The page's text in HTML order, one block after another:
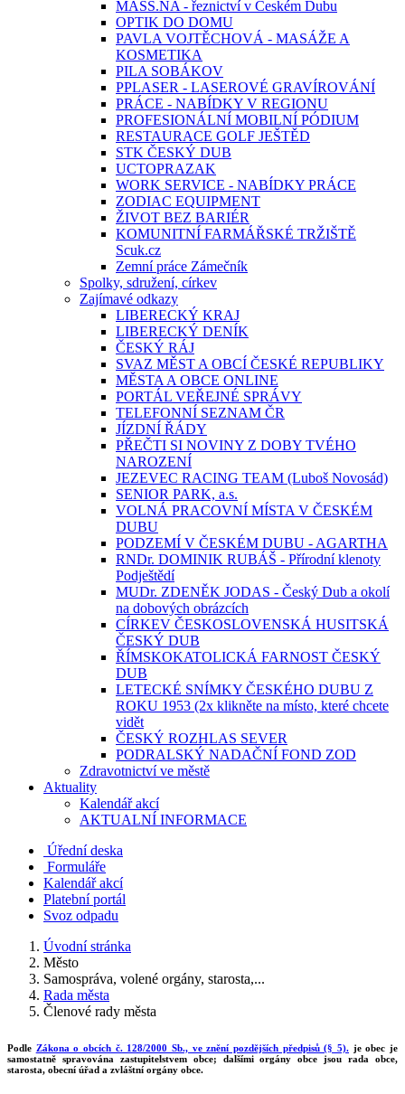
MASS.NA - řeznictví v Českém Dubu
OPTIK DO DOMU
PAVLA VOJTĚCHOVÁ - MASÁŽE A
KOSMETIKA
PILA SOBÁKOV
PPLASER - LASEROVÉ GRAVÍROVÁNÍ
PRÁCE - NABÍDKY V REGIONU
PROFESIONÁLNÍ MOBILNÍ PÓDIUM
RESTAURACE GOLF JEŠTĚD
STK ČESKÝ DUB
UCTOPRAZAK
WORK SERVICE - NABÍDKY PRÁCE
ZODIAC EQUIPMENT
ŽIVOT BEZ BARIÉR
KOMUNITNÍ FARMÁŘSKÉ TRŽIŠTĚ
Scuk.cz
Zemní práce Zámečník
Spolky, sdružení, církev
Zajímavé odkazy
LIBERECKÝ KRAJ
LIBERECKÝ DENÍK
ČESKÝ RÁJ
SVAZ MĚST A OBCÍ ČESKÉ REPUBLIKY
MĚSTA A OBCE ONLINE
PORTÁL VEŘEJNÉ SPRÁVY
TELEFONNÍ SEZNAM ČR
JÍZDNÍ ŘÁDY
PŘEČTI SI NOVINY Z DOBY TVÉHO
NAROZENÍ
JEZEVEC RACING TEAM (Luboš Novosád)
SENIOR PARK, a.s.
VOLNÁ PRACOVNÍ MÍSTA V ČESKÉM
DUBU
PODZEMÍ V ČESKÉM DUBU - AGARTHA
RNDr. DOMINIK RUBÁŠ - Přírodní klenoty
Podještědí
MUDr. ZDENĚK JODAS - Český Dub a okolí
na dobových obrázcích
CÍRKEV ČESKOSLOVENSKÁ HUSITSKÁ
ČESKÝ DUB
ŘÍMSKOKATOLICKÁ FARNOST ČESKÝ
DUB
LETECKÉ SNÍMKY ČESKÉHO DUBU Z
ROKU 1953 (2x klikněte na místo, které chcete
vidět
ČESKÝ ROZHLAS SEVER
PODRALSKÝ NADAČNÍ FOND ZOD
Zdravotnictví ve městě
Aktuality
Kalendář akcí
AKTUALNÍ INFORMACE
Úřední deska
Formuláře
Kalendář akcí
Platební portál
Svoz odpadu
Úvodní stránka
Město
Samospráva, volené orgány, starosta,...
Rada města
Členové rady města
Podle Zákona o obcích č. 128/2000 Sb., ve znění pozdějších předpisů (§ 5). je obec je
samostatně spravována zastupitelstvem obce; dalšími orgány obce jsou rada obce,
starosta, obecní úřad a zvláštní orgány obce.